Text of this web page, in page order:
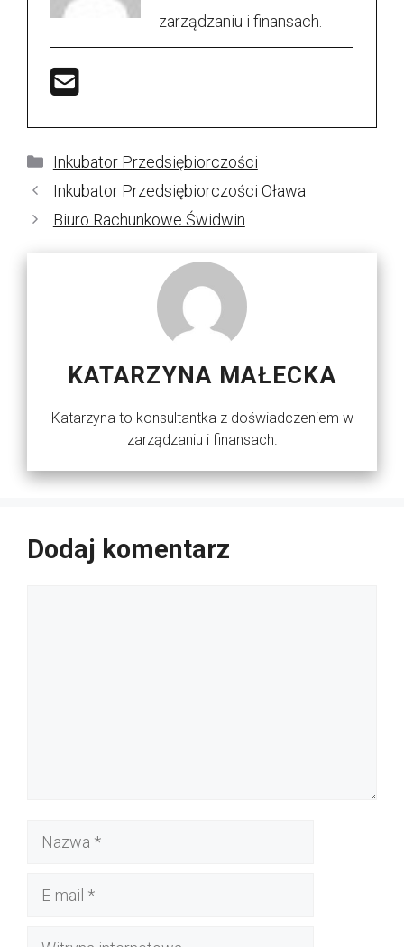
zarządzaniu i finansach.
Kategorie
Inkubator Przedsiębiorczości
Inkubator Przedsiębiorczości Oława
Biuro Rachunkowe Świdwin
KATARZYNA MAŁECKA
Katarzyna to konsultantka z doświadczeniem w
zarządzaniu i finansach.
Dodaj komentarz
Nazwa
Witryna